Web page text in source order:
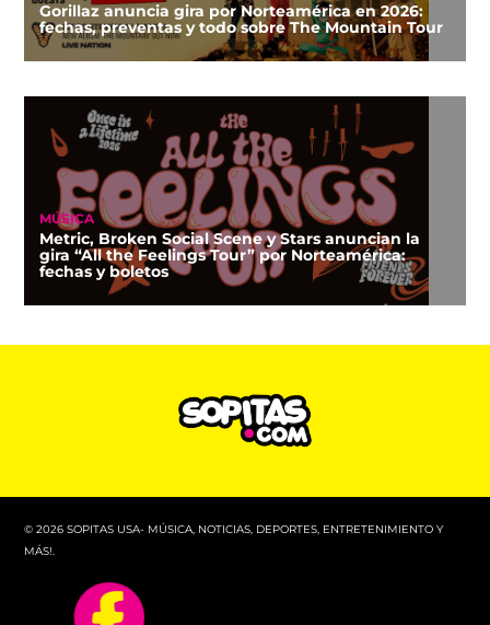
Gorillaz anuncia gira por Norteamérica en 2026:
fechas, preventas y todo sobre The Mountain Tour
MÚSICA
Metric, Broken Social Scene y Stars anuncian la
gira “All the Feelings Tour” por Norteamérica:
fechas y boletos
© 2026 SOPITAS USA- MÚSICA, NOTICIAS, DEPORTES, ENTRETENIMIENTO Y
MÁS!.